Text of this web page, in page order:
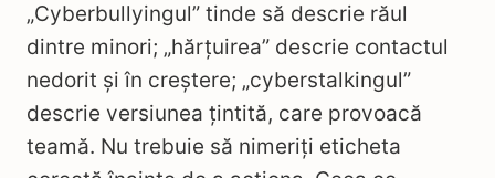
„Cyberbullyingul” tinde să descrie răul
dintre minori; „hărțuirea” descrie contactul
nedorit și în creștere; „cyberstalkingul”
descrie versiunea țintită, care provoacă
teamă. Nu trebuie să nimeriți eticheta